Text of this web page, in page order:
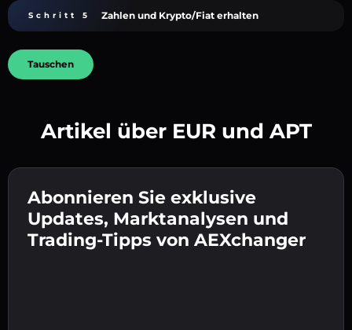
Gib deine Krypto-Wallet-Adresse ein 👉 fahre
mit dem nächsten Schritt fort.
Bestätige deine Identität 👉 fahre mit dem
letzten Schritt fort.
Schritt 5 Zahlen und Krypto/Fiat erhalten
Sende die Einzahlung 👉 erhalte Krypto oder
Fiat in deiner Wallet.
Tauschen
Artikel über EUR und APT
Abonnieren Sie exklusive
Updates, Marktanalysen und
Trading-Tipps von AEXchanger